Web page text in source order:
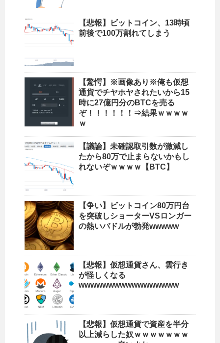
【悲報】ビットコイン、13時頃
前後で100万割れてしまう
【驚愕】※画像あり※俺も仮想
通貨でチヤホヤされたいから15
時に27億円分のBTCを売る
ぞ！！！！！！⇒結果ｗｗｗｗ
ｗ
【議論】未確認取引数が激減し
たから80万で止まらないかもし
れないぞｗｗｗｗ【BTC】
【争い】ビットコイン80万円台
を突破しショーターVSロンガー
の熱いバドルが勃発wwwww
【悲報】仮想通貨さん、雲行き
が怪しくなる
wwwwwwwwwwwwwwwww
【悲報】仮想通貨で資産を半分
以上減らした奴ｗｗｗｗｗｗｗ